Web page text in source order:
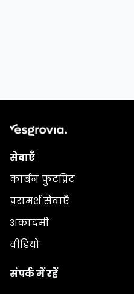
सेवाएँ
कार्बन फुटप्रिंट
परामर्श सेवाएँ
अकादमी
वीडियो
संपर्क में रहें